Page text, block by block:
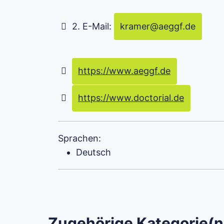
2. E-Mail: kramer@aeggf.de
https://www.aeggf.de
https://www.doctorial.de
Sprachen:
Deutsch